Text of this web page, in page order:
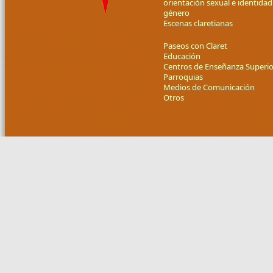
orientación sexual e
género
Escenas claretianas
Paseos con Claret
Educación
Centros de Enseñanza
Parroquias
Medios de Comunicación
Otros